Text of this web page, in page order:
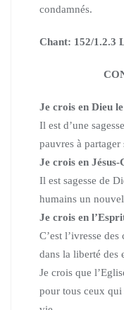
condamnés.
Chant: 152/1.2.3
Je crois en Dieu
Il est d’une
pauvres à partager
Je crois en Jésus-
Il est sagesse de
humains un
Je crois en
C’est l’ivresse
dans la liberté des
Je crois que
pour tous ceux qui